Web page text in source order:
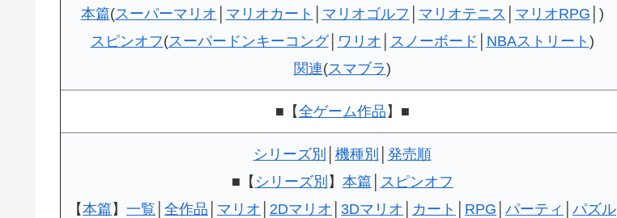
本篇(スーパーマリオ マリオカート マリオゴルフ マリオテニス マリオRPG │)
スピンオフ(スーパードンキーコング│ ワリオ スノーボード NBAストリート )
関連(スマブラ)
■【全ゲーム作品 】■
シリーズ別 機種別
発売順
■【 シリーズ別 】 本篇
スピンオフ
【本篇 】 一覧 全作品 マリオ 2Dマリオ 3Dマリオ カート RPG パーティ
パズル